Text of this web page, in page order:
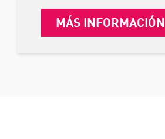
MÁS INFORMACIÓN